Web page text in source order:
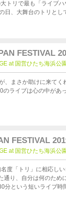
最も「ライブハウス」に
日、大舞台のトリと
とうございます！！
FESTIVAL
at 国営ひたち海浜公
助けに来てくれたのが「
ライブは心の中が
FESTIVAL
at 国営ひたち海浜公
度「トリ」に相応し
分という短いライブ時